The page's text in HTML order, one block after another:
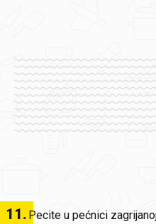
11. Pecite u pećnici